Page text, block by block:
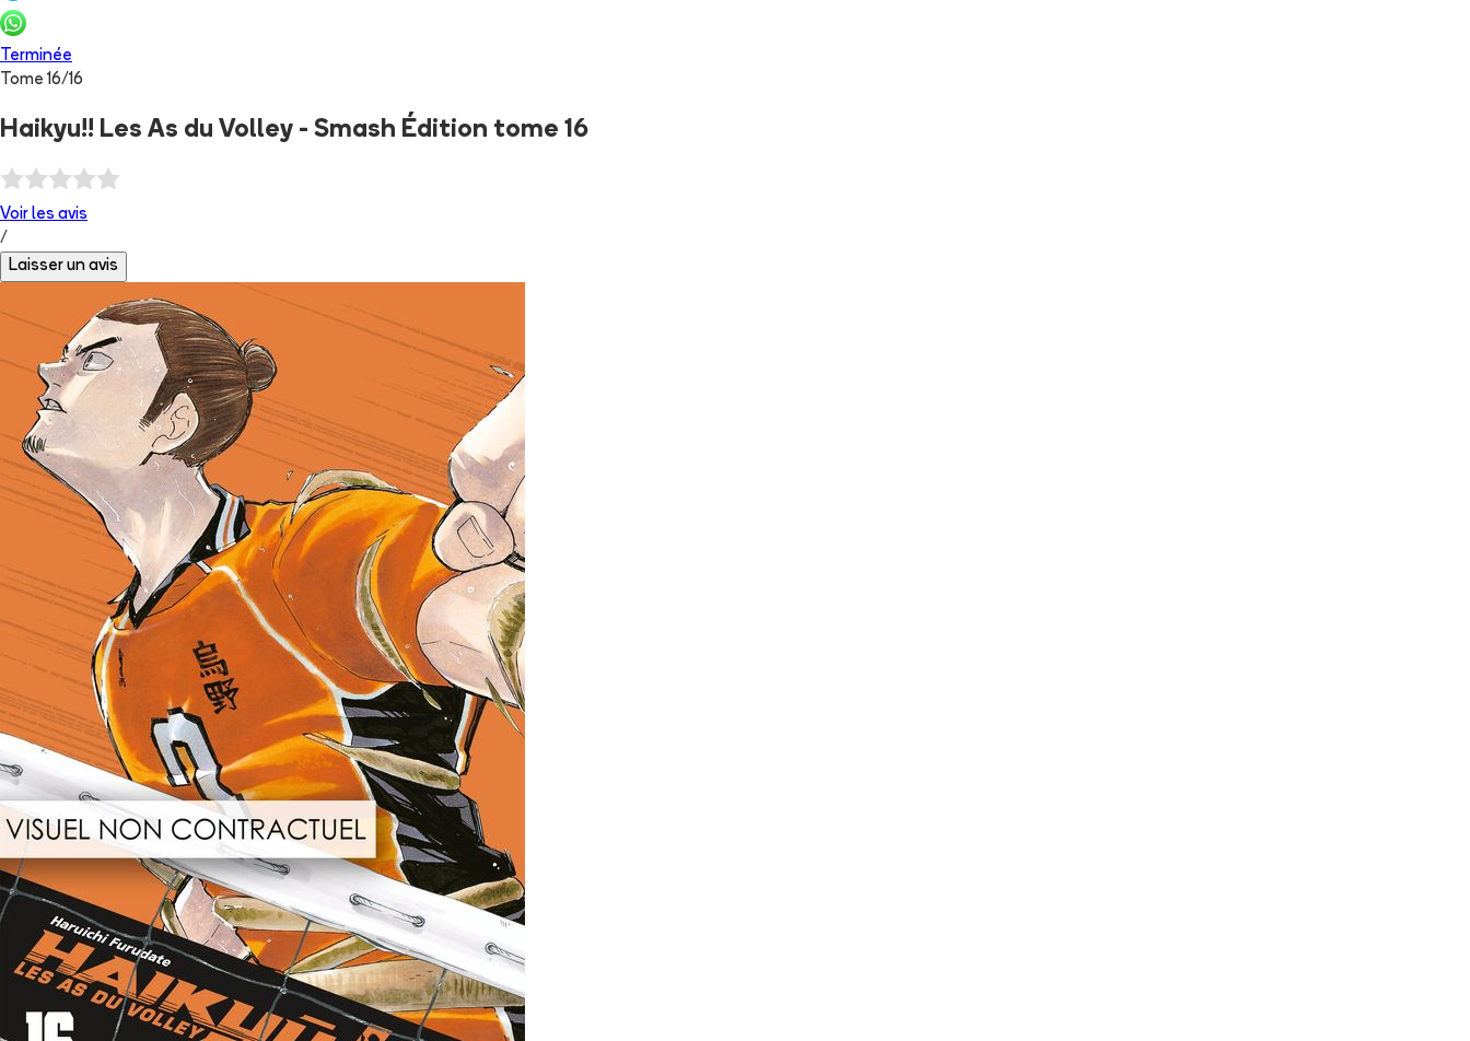
Terminée
Tome16/16
Haikyu!! Les As du Volley - Smash Édition tome 16
Voir les avis
/
Laisser un avis